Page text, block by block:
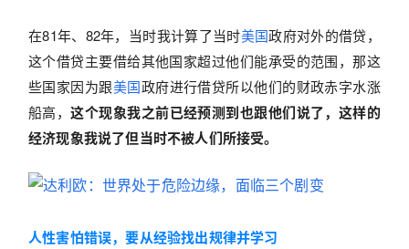
在81年、82年，当时我计算了当时美国政府对外的借贷，
这个借贷主要借给其他国家超过他们能承受的范围，那这
些国家因为跟美国政府进行借贷所以他们的财政赤字水涨
船高，这个现象我之前已经预测到也跟他们说了，这样的
经济现象我说了但当时不被人们所接受。
人性害怕错误，要从经验找出规律并学习